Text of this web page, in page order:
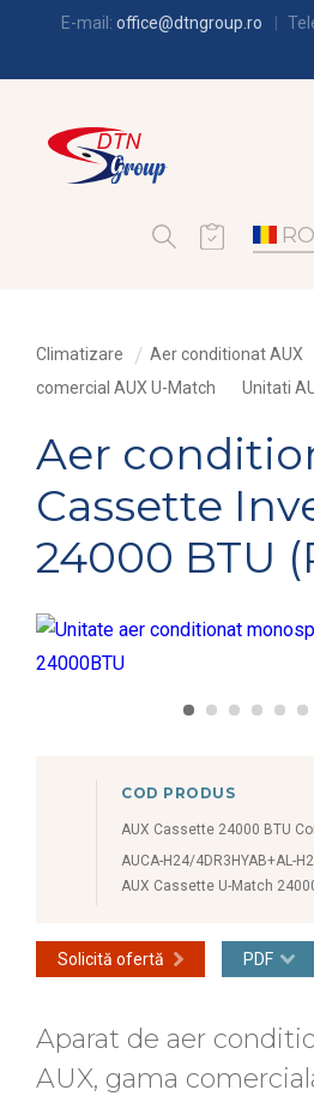
E-mail: office@dtngroup.ro
RO
Climatizare Aer conditionat AUX
comercial AUX U-Match
Unitati
Aer
Cassette
24000 BTU
COD PRODUS
AUX Cassette 24000 BTU
AUCA-H24/4DR3HYAB+AL-
AUX Cassette U-Match
Solicită ofertă PDF
Aparat de aer
AUX, gama